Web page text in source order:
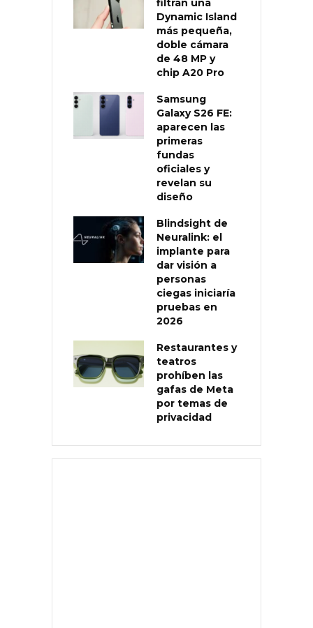
Dynamic Island
más pequeña,
doble cámara
de 48 MP y
chip A20 Pro
Samsung
Galaxy S26 FE:
aparecen las
primeras
fundas
oficiales y
revelan su
diseño
Blindsight de
Neuralink: el
implante para
dar visión a
personas
ciegas iniciaría
pruebas en
2026
Restaurantes y
teatros
prohíben las
gafas de Meta
por temas de
privacidad